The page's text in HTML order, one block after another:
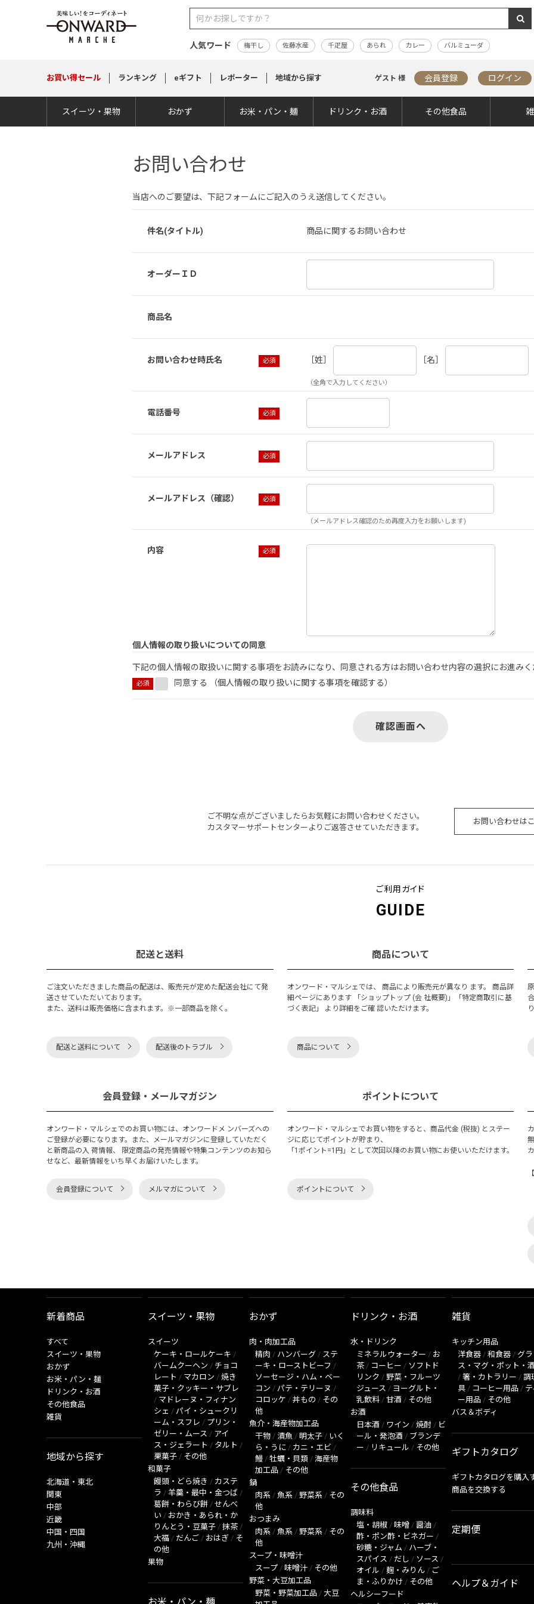
人気ワード 梅干し 佐藤水産 千疋屋 あられ カレー バルミューダ
お買い得セール ランキング eギフト レポーター 地域から探す ゲスト 様 会員登録 ログイン
スイーツ・果物 おかず お米・パン・麺 ドリンク・お酒 その他食品
お問い合わせ
当店へのご要望は、下記フォームにご記入のうえ送信してください。
件名(タイトル) 商品に関するお問い合わせ
オーダーＩＤ
商品名
お問い合わせ時氏名 ［姓］ ［名］
（全角で入力してください）
電話番号
メールアドレス
メールアドレス（確認）
（メールアドレス確認のため再度入力をお願いします)
内容
個人情報の取り扱いについての同意
下記の個人情報の取扱いに関する事項をお読みになり、同意される方はお問い合わせ内容の選択にお進み
同意する （個人情報の取り扱いに関する事項を確認する）
ご不明な点がございましたらお気軽にお問い合わせください。
カスタマーサポートセンターよりご返答させていただきます。
お問い合わせは
ご利用ガイド
GUIDE
配送と送料
ご注文いただきました商品の配送は、販売元が定めた配送会社にて発
送させていただいております。
また、送料は販売価格に含まれます。※一部商品を除く。
配送と送料について 配送後のトラブル
商品について
オンワード・マルシェでは、 商品により販売元が異なり ます。 商品詳
細ページにあります 「ショップトップ (会 社概要)」「特定商取引に基
づく表記」 より詳細をご確 認いただけます。
商品について
会員登録・メールマガジン
オンワード・マルシェでのお買い物には、オンワードメ ンバーズへの
ご登録が必要になります。また、メールマガジンに登録していただく
と新商品の入 荷情報、 限定商品の発売情報や特集コンテンツのお知ら
せなど、最新情報をいち早くお届けいたします。
会員登録について メルマガについて
ポイントについて
オンワード・マルシェでお買い物をすると、商品代金 (税抜) とステー
ジに応じてポイントが貯まり、
「1ポイント=1円」として次回以降のお買い物にお使いいただけます。
ポイントについて
新着商品
すべて
スイーツ・果物
おかず
お米・パン・麺
ドリンク・お酒
その他食品
雑貨
地域から探す
北海道・東北
関東
中部
近畿
中国・四国
九州・沖縄
スイーツ・果物
スイーツ
ケーキ・ロールケーキ /
バームクーヘン / チョコ
レート / マカロン / 焼き
菓子・クッキー・サブレ
/ マドレーヌ・フィナン
シェ / パイ・シュークリ
ーム・スフレ / プリン・
ゼリー・ムース / アイ
ス・ジェラート / タルト /
栗菓子 / その他
和菓子
饅頭・どら焼き / カステ
ラ / 羊羹・最中・金つば /
葛餅・わらび餅 / せんべ
い / おかき・あられ・か
りんとう・豆菓子 / 抹茶 /
大福 / だんご / おはぎ / そ
の他
果物
おかず
肉・肉加工品
精肉 / ハンバーグ / ステ
ーキ・ローストビーフ /
ソーセージ・ハム・ベー
コン / パテ・テリーヌ /
コロッケ / 丼もの / その
他
魚介・海産物加工品
干物 / 漬魚 / 明太子 / いく
ら・うに / カニ・エビ /
鰻 / 牡蠣・貝類 / 海産物
加工品 / その他
鍋
肉系 / 魚系 / 野菜系 / その
他
おつまみ
肉系 / 魚系 / 野菜系 / その
他
スープ・味噌汁
スープ / 味噌汁 / その他
野菜・大豆加工品
野菜・野菜加工品 / 大豆
ドリンク・お酒
水・ドリンク
ミネラルウォーター / お
茶 / コーヒー / ソフトド
リンク / 野菜・フルーツ
ジュース / ヨーグルト・
乳飲料 / 甘酒 / その他
お酒
日本酒 / ワイン / 焼酎 / ビ
ール・発泡酒 / ブランデ
ー / リキュール / その他
その他食品
調味料
塩・胡椒 / 味噌 / 醤油 /
酢・ポン酢・ビネガー /
砂糖・ジャム / ハーブ・
スパイス / だし / ソース /
オイル / 麹・みりん / ご
ま・ふりかけ / その他
ヘルシーフード
雑貨
キッチン用品
洋食器 / 和食器 / グラ
ス・マグ・ポット・
/ 箸・カトラリー / 調
具 / コーヒー用品 /
ー用品 / その他
バス＆ボディ
ギフトカタログ
ギフトカタログを購入
商品を交換する
定期便
ヘルプ＆ガイド